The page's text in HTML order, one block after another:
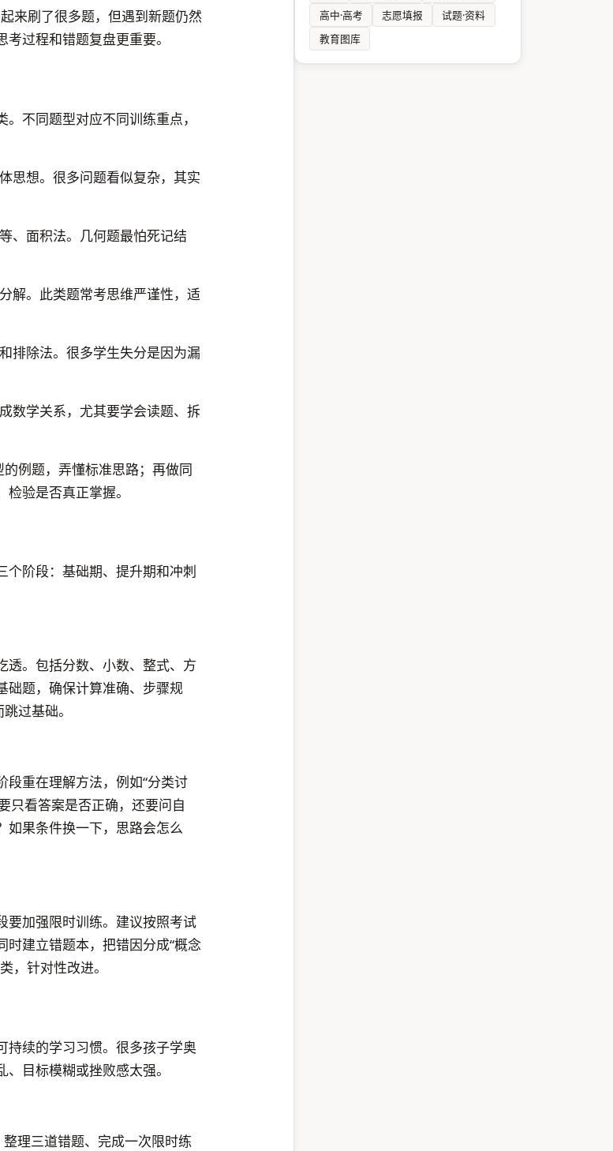
来刷了很多题，但遇到新题仍然
过程和错题复盘更重要。
不同题型对应不同训练重点，
思想。很多问题看似复杂，其实
、面积法。几何题最怕死记结
解。此类题常考思维严谨性，适
排除法。很多学生失分是因为漏
数学关系，尤其要学会读题、拆
例题，弄懂标准思路；再做同
验是否真正掌握。
个阶段：基础期、提升期和冲刺
透。包括分数、小数、整式、方
础题，确保计算准确、步骤规
过基础。
段重在理解方法，例如“分类讨
只看答案是否正确，还要问自
如果条件换一下，思路会怎么
要加强限时训练。建议按照考试
建立错题本，把错因分成“概念
，针对性改进。
持续的学习习惯。很多孩子学奥
目标模糊或挫败感太强。
理三道错题、完成一次限时练
高中·高考
志愿填报
试题·资料
教育图库